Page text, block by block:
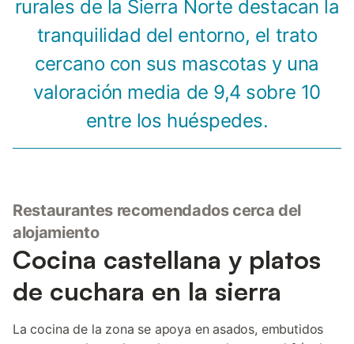
rurales de la Sierra Norte destacan la
tranquilidad del entorno, el trato
cercano con sus mascotas y una
valoración media de 9,4 sobre 10
entre los huéspedes.
Restaurantes recomendados cerca del
alojamiento
Cocina castellana y platos
de cuchara en la sierra
La cocina de la zona se apoya en asados, embutidos